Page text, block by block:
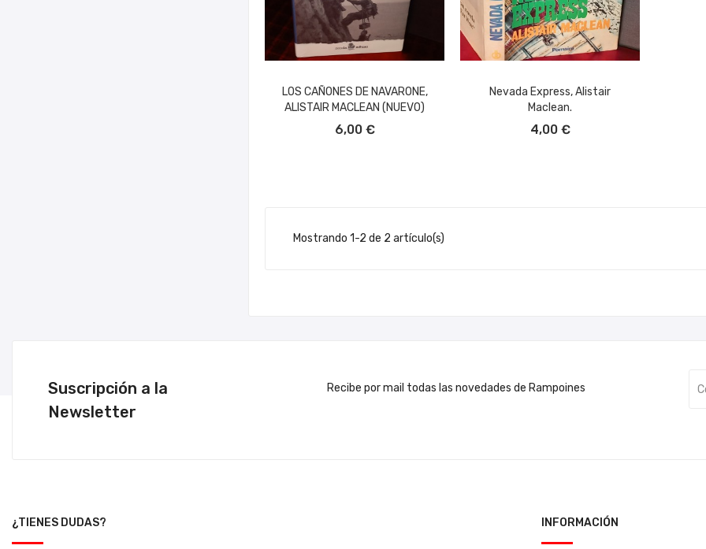
LOS CAÑONES DE NAVARONE,
ALISTAIR MACLEAN (NUEVO)
6,00 €
Nevada Express, Alistair
Maclean.
4,00 €
Mostrando 1-2 de 2 artículo(s)
Suscripción a la
Newsletter
Recibe por mail todas las novedades de Rampoines
¿TIENES DUDAS? INFORMACIÓN